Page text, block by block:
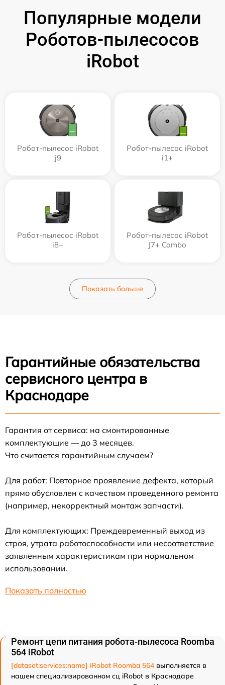
Популярные модели
Роботов-пылесосов
iRobot
Робот-пылесос iRobot
j9
Робот-пылесос iRobot
i1+
Робот-пылесос iRobot
i8+
Робот-пылесос iRobot
J7+ Combo
Показать больше
Гарантийные обязательства
сервисного центра в
Краснодаре
Гарантия от сервиса: на смонтированные
комплектующие — до 3 месяцев.
Что считается гарантийным случаем?
Для работ: Повторное проявление дефекта, который
прямо обусловлен с качеством проведенного ремонта
(например, некорректный монтаж запчасти).
Для комплектующих: Преждевременный выход из
строя, утрата работоспособности или несоответствие
заявленным характеристикам при нормальном
использовании.
Показать полностью
Ремонт цепи питания робота-пылесоса Roomba
564 iRobot
[dataset:services:name] iRobot Roomba 564 выполняется в
нашем специализированном сц iRobot в Краснодаре